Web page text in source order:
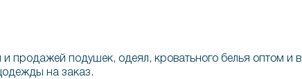
продажей подушек, одеял, кроватьного белья оптом и в
на заказ.